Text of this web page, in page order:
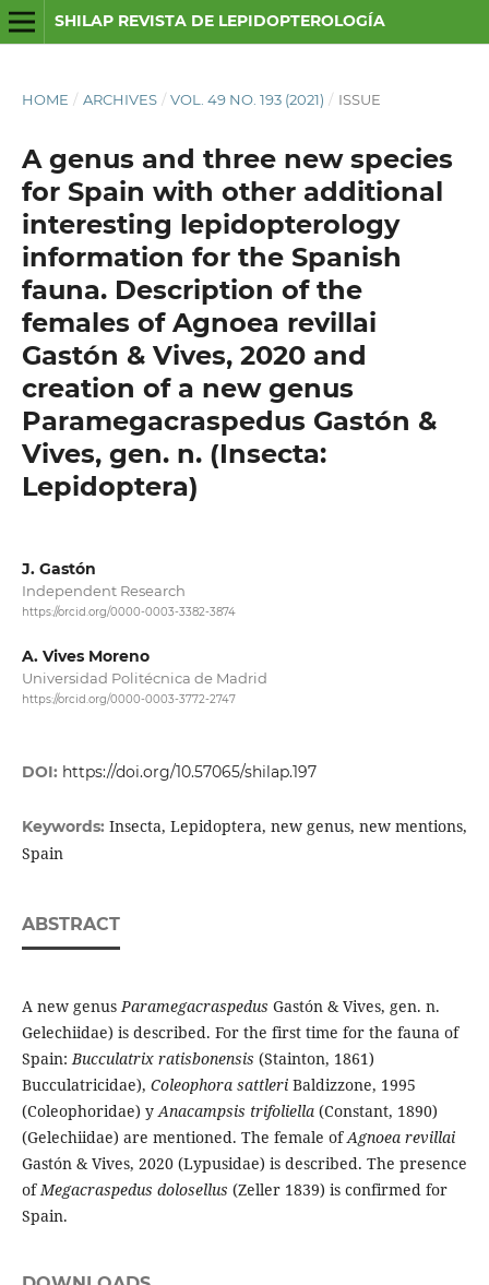
SHILAP REVISTA DE LEPIDOPTEROLOGÍA
HOME / ARCHIVES / VOL. 49 NO. 193 (2021) / ISSUE
A genus and three new species
for Spain with other additional
interesting lepidopterology
information for the Spanish
fauna. Description of the
females of Agnoea revillai
Gastón & Vives, 2020 and
creation of a new genus
Paramegacraspedus Gastón &
Vives, gen. n. (Insecta:
Lepidoptera)
J. Gastón
Independent Research
https://orcid.org/0000-0003-3382-3874
A. Vives Moreno
Universidad Politécnica de Madrid
https://orcid.org/0000-0003-3772-2747
DOI: https://doi.org/10.57065/shilap.197
Keywords: Insecta, Lepidoptera, new genus, new mentions,
Spain
ABSTRACT
A new genus Paramegacraspedus Gastón & Vives, gen. n.
Gelechiidae) is described. For the first time for the fauna of
Spain: Bucculatrix ratisbonensis (Stainton, 1861)
Bucculatricidae), Coleophora sattleriBaldizzone, 1995
(Coleophoridae) yAnacampsis trifoliella(Constant, 1890)
(Gelechiidae) are mentioned. The female ofAgnoea revillai
Gastón & Vives, 2020 (Lypusidae) is described. The presence
of Megacraspedus dolosellus (Zeller 1839) is confirmed for
Spain.